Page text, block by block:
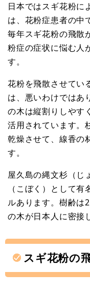
日本ではスギ花粉に
は、花粉症患者の中
毎年スギ花粉の飛散
粉症の症状に悩む人
す。
花粉を飛散させてい
は、悪いわけではあ
の木は縦割りしやす
活用されています。
乾燥させて、線香の
す。
屋久島の縄文杉（じ
（こぼく）として
ルあります。樹齢は
の木が日本人に密接
スギ花粉の